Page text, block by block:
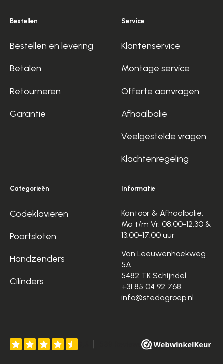
Bestellen
Bestellen en levering
Betalen
Retourneren
Garantie
Service
Klantenservice
Montage service
Offerte aanvragen
Afhaalbalie
Veelgestelde vragen
Klachtenregeling
Categorieën
Codeklavieren
Poortsloten
Handzenders
Cilinders
Informatie
Kantoor & Afhaalbalie:
Ma t/m Vr, 08:00-12:30 &
13:00-17:00 uur
Van Leeuwenhoekweg
5A
5482 TK Schijndel
+31 85 04 92 768
info@stedagroep.nl